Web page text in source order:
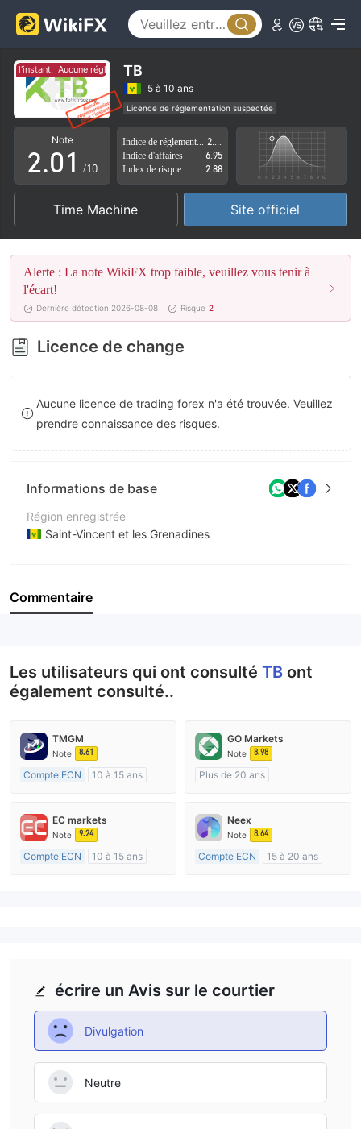
l'instant. Aucune réglementation pour l'instant.
TB
5 à 10 ans
Licence de réglementation suspectée
Région d'affaires suspectée
Risque élevé potentiel
Note
0
1
2
3
4
5
6
7
8
9
.0
1
2
3
4
5
6
7
8
9
0
1
2
3
4
6
7
8
9
/10
Indice d'affaires
6.95
Index de risque
2.88
Time Machine Site officiel
Alerte : La note WikiFX trop faible, veuillez vous tenir à
l'écart!
Dernière détection 2026-08-08 Risque 2
Licence de change
Aucune licence de trading forex n'a été trouvée. Veuillez
prendre connaissance des risques.
Informations de base
Région enregistrée
Saint-Vincent et les Grenadines
Société
Commentaire
Les utilisateurs qui ont consulté TB ont
également consulté..
TMGM
Note 8.61
Compte ECN
10 à 15 ans
Market Making (MM)
Etiquette principale MT4
GO Markets
Note 8.98
Plus de 20 ans
Market Making (MM)
cTrader
EC markets
Note 9.24
Compte ECN
10 à 15 ans
Neex
Note 8.64
Compte ECN
15 à 20 ans
écrire un Avis sur le courtier
Divulgation
Neutre